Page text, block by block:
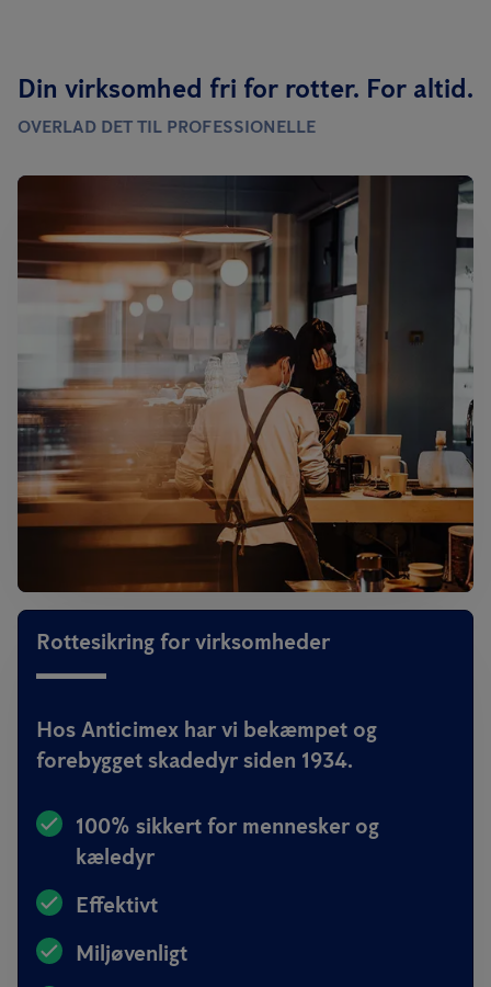
Din virksomhed fri for rotter. For altid.
OVERLAD DET TIL PROFESSIONELLE
Rottesikring for virksomheder
Hos Anticimex har vi bekæmpet og
forebygget skadedyr siden 1934.
100% sikkert for mennesker og
kæledyr
Effektivt
Miljøvenligt